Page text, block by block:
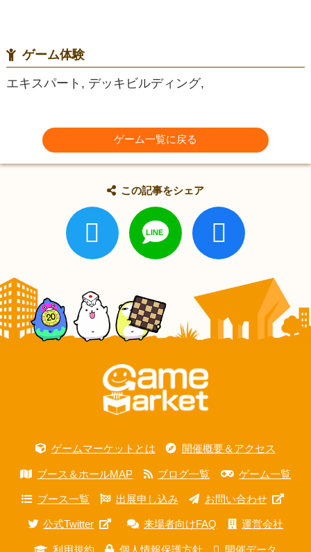
ゲーム体験
エキスパート, デッキビルディング,
ゲーム一覧に戻る
この記事をシェア
ゲームマーケットとは 開催概要＆アクセス
ブース＆ホールMAP ブログ一覧 ゲーム一覧
ブース一覧 出展申し込み お問い合わせ
公式Twitter 来場者向けFAQ 運営会社